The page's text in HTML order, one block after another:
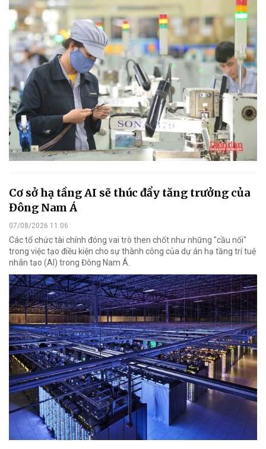
Cơ sở hạ tầng AI sẽ thúc đẩy tăng trưởng của
Đông Nam Á
07/08/2026 11:06
Các tổ chức tài chính đóng vai trò then chốt như những "cầu nối"
trong việc tạo điều kiện cho sự thành công của dự án hạ tầng trí tuệ
nhân tạo (AI) trong Đông Nam Á.